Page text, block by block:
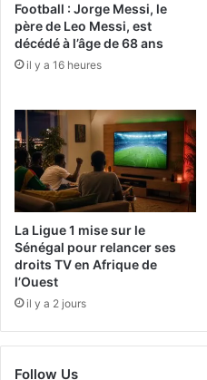
Football : Jorge Messi, le
père de Leo Messi, est
décédé à l’âge de 68 ans
il y a 16 heures
La Ligue 1 mise sur le
Sénégal pour relancer ses
droits TV en Afrique de
l’Ouest
il y a 2 jours
Follow Us